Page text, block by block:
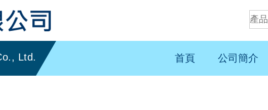
首頁 公司簡介